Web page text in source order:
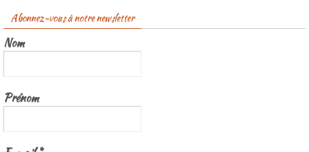
Abonnez-vous à notre newsletter
Nom
Prénom